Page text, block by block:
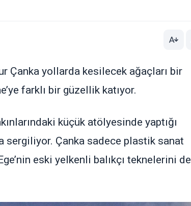
Çanka yollarda kesilecek ağaçları bir
farklı bir güzellik katıyor.
küçük atölyesinde yaptığı
sergiliyor. Çanka sadece plastik sanat
eski yelkenli balıkçı teknelerini de